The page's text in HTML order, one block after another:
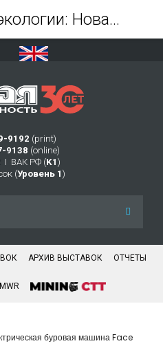
9192 (print)
9138 (online)
Ι ВАК РФ (K1 )
(Уровень 1 )
АРХИВ ВЫСТАВОК ОТЧЕТЫ
MWR
буровая машина Face
С заботой об экологии: Новая электрическая буровая машина Face Master 1.7LE - Журнал Горная промышленность